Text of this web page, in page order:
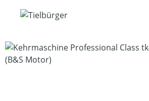
Bildergalerie überspringen